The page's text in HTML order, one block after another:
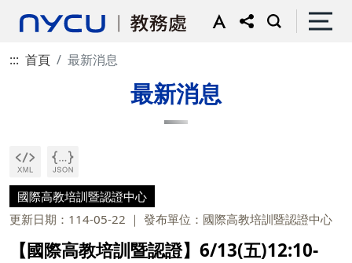
::: 首頁 最新消息
最新消息
國際高教培訓暨認證中心
更新日期：114-05-22
發布單位：國際高教培訓暨認證中心
【國際高教培訓暨認證】6/13(五)12:10-